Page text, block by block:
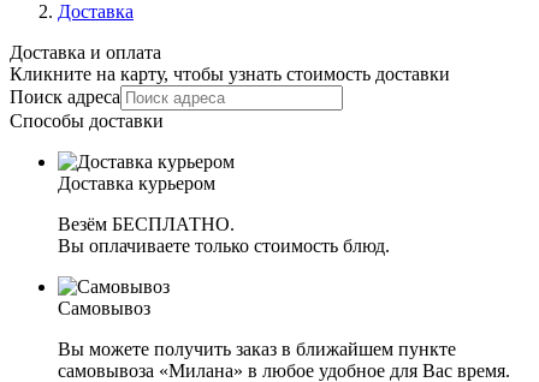
Доставка
Доставка и оплата
Кликните на карту, чтобы узнать стоимость доставки
Поиск адреса
Способы доставки
Доставка курьером
Везём БЕСПЛАТНО.
Вы оплачиваете только стоимость блюд.
Самовывоз
Вы можете получить заказ в ближайшем пункте
самовывоза «Милана» в любое удобное для Вас время.